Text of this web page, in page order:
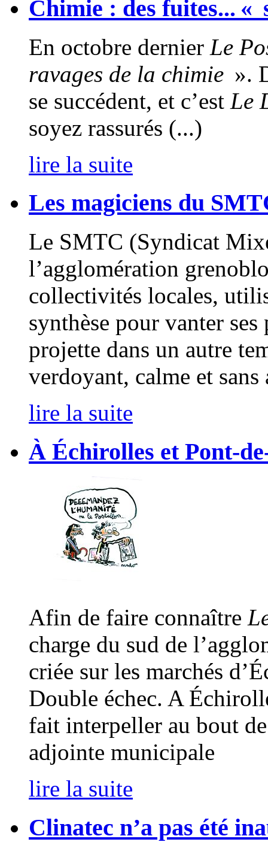
Chimie : des fuites... «
En octobre dernier Le
ravages de la chimie ».
se succédent, et c’est Le
soyez rassurés (...)
lire la suite
Les magiciens du
Le SMTC (Syndicat
l’agglomération
collectivités locales,
synthèse pour vanter ses
projette dans un autre
verdoyant, calme et sans
lire la suite
À Échirolles et Pont-
Afin de faire connaître
charge du sud de
criée sur les marchés
Double échec. A
fait interpeller au bout
adjointe municipale
lire la suite
Clinatec n’a pas été